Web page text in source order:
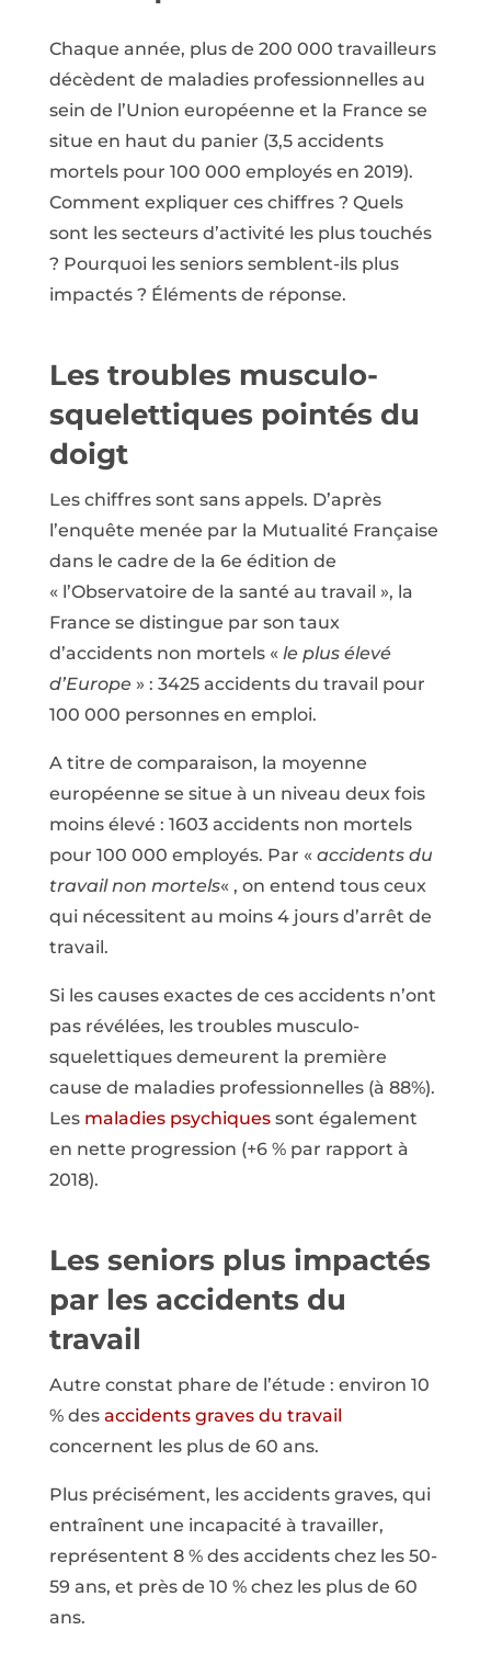
Chaque année, plus de 200 000 travailleurs
décèdent de maladies professionnelles au
sein de l’Union européenne et la France se
situe en haut du panier (3,5 accidents
mortels pour 100 000 employés en 2019).
Comment expliquer ces chiffres ? Quels
sont les secteurs d’activité les plus touchés
? Pourquoi les seniors semblent-ils plus
impactés ? Éléments de réponse.
Les troubles musculo-
squelettiques pointés du
doigt
Les chiffres sont sans appels. D’après
l’enquête menée par la Mutualité Française
dans le cadre de la 6e édition de
« l’Observatoire de la santé au travail », la
France se distingue par son taux
d’accidents non mortels « le plus élevé
d’Europe» : 3425 accidents du travail pour
100 000 personnes en emploi.
A titre de comparaison, la moyenne
européenne se situe à un niveau deux fois
moins élevé : 1603 accidents non mortels
pour 100 000 employés. Par « accidents du
travail non mortels« , on entend tous ceux
qui nécessitent au moins 4 jours d’arrêt de
travail.
Si les causes exactes de ces accidents n’ont
pas révélées, les troubles musculo-
squelettiques demeurent la première
cause de maladies professionnelles (à 88%).
Les maladies psychiquessont également
en nette progression (+6 % par rapport à
2018).
Les seniors plus impactés
par les accidents du
travail
Autre constat phare de l’étude : environ 10
% des accidents graves du travail
concernent les plus de 60 ans.
Plus précisément, les accidents graves, qui
entraînent une incapacité à travailler,
représentent 8 % des accidents chez les 50-
59 ans, et près de 10 % chez les plus de 60
ans.